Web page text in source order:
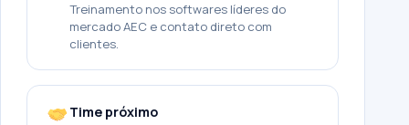
Treinamento nos softwares líderes do
mercado AEC e contato direto com
clientes.
Time próximo